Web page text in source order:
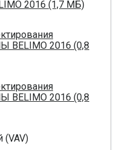
2016 (1,7 МБ)
2016 (0,8
2016 (0,8
(VAV)